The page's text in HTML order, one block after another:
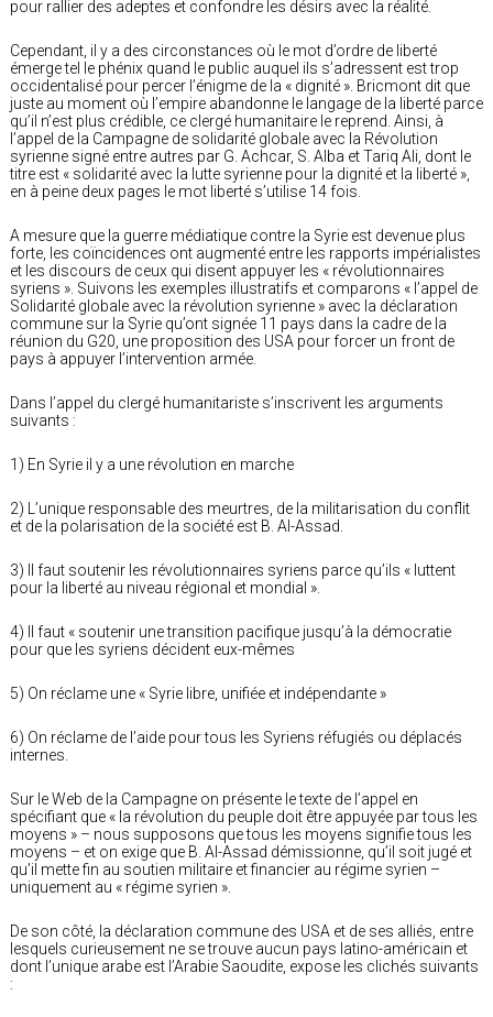
pour rallier des adeptes et confondre les désirs avec la réalité.
Cependant, il y a des circonstances où le mot d’ordre de liberté
émerge tel le phénix quand le public auquel ils s’adressent est trop
occidentalisé pour percer l’énigme de la « dignité ». Bricmont dit que
juste au moment où l’empire abandonne le langage de la liberté parce
qu’il n’est plus crédible, ce clergé humanitaire le reprend. Ainsi, à
l’appel de la Campagne de solidarité globale avec la Révolution
syrienne signé entre autres par G. Achcar, S. Alba et Tariq Ali, dont le
titre est « solidarité avec la lutte syrienne pour la dignité et la liberté »,
en à peine deux pages le mot liberté s’utilise 14 fois.
A mesure que la guerre médiatique contre la Syrie est devenue plus
forte, les coïncidences ont augmenté entre les rapports impérialistes
et les discours de ceux qui disent appuyer les « révolutionnaires
syriens ». Suivons les exemples illustratifs et comparons « l’appel de
Solidarité globale avec la révolution syrienne » avec la déclaration
commune sur la Syrie qu’ont signée 11 pays dans la cadre de la
réunion du G20, une proposition des USA pour forcer un front de
pays à appuyer l’intervention armée.
Dans l’appel du clergé humanitariste s’inscrivent les arguments
suivants :
1) En Syrie il y a une révolution en marche
2) L’unique responsable des meurtres, de la militarisation du conflit
et de la polarisation de la société est B. Al-Assad.
3) Il faut soutenir les révolutionnaires syriens parce qu’ils « luttent
pour la liberté au niveau régional et mondial ».
4) Il faut « soutenir une transition pacifique jusqu’à la démocratie
pour que les syriens décident eux-mêmes
5) On réclame une « Syrie libre, unifiée et indépendante »
6) On réclame de l’aide pour tous les Syriens réfugiés ou déplacés
internes.
Sur le Web de la Campagne on présente le texte de l’appel en
spécifiant que « la révolution du peuple doit être appuyée par tous les
moyens » – nous supposons que tous les moyens signifie tous les
moyens – et on exige que B. Al-Assad démissionne, qu’il soit jugé et
qu’il mette fin au soutien militaire et financier au régime syrien –
uniquement au « régime syrien ».
De son côté, la déclaration commune des USA et de ses alliés, entre
lesquels curieusement ne se trouve aucun pays latino-américain et
dont l’unique arabe est l’Arabie Saoudite, expose les clichés suivants
: